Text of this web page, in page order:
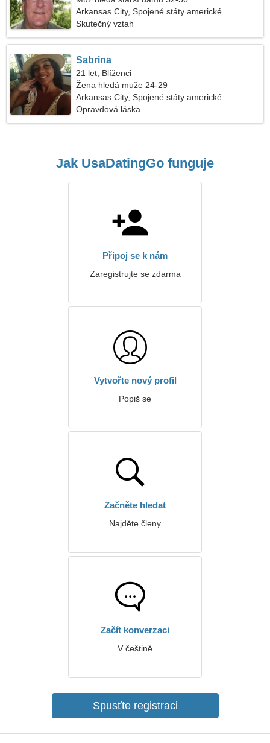
Arkansas City, Spojené státy americké
Skutečný vztah
Sabrina
21 let, Blíženci
Žena hledá muže 24-29
Arkansas City, Spojené státy americké
Opravdová láska
Jak UsaDatingGo funguje
Připoj se k nám
Zaregistrujte se zdarma
Vytvořte nový profil
Popiš se
Začněte hledat
Najděte členy
Začít konverzaci
V češtině
Spusťte registraci